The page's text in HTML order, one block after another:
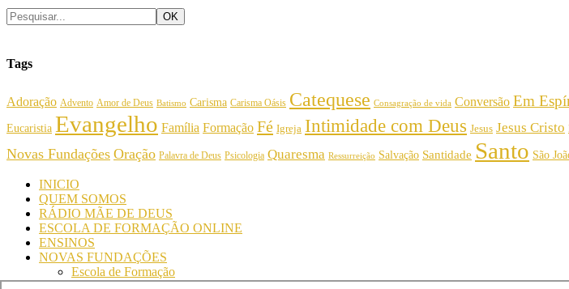
Tags
Adoração Advento Amor de Deus Batismo Carisma Carisma Oásis Catequese Consagração de vida Conversão Em
Eucaristia Evangelho Família Formação Fé Igreja Intimidade com Deus Jesus Jesus Cristo
Novas Fundações Oração Palavra de Deus Psicologia Quaresma Ressurreição Salvação Santidade Santo São
INICIO
QUEM SOMOS
RÁDIO MÃE DE DEUS
ESCOLA DE FORMAÇÃO ONLINE
ENSINOS
NOVAS FUNDAÇÕES
Escola de Formação